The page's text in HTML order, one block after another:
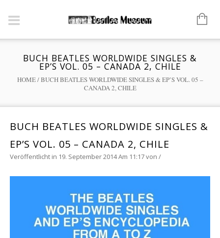
BUCH BEATLES WORLDWIDE SINGLES &
EP’S VOL. 05 – CANADA 2, CHILE
HOME/BUCH BEATLES WORLDWIDE SINGLES & EP’S VOL. 05 –
CANADA 2, CHILE
BUCH BEATLES WORLDWIDE SINGLES &
EP’S VOL. 05 – CANADA 2, CHILE
Veröffentlicht in 19. September 2014 Am 11:17von /